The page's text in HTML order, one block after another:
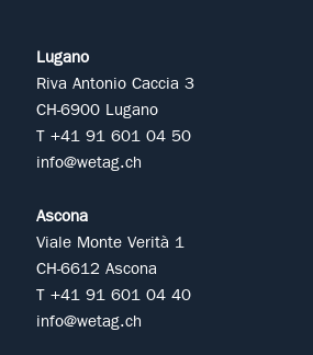
Lugano
Riva Antonio Caccia 3
CH-6900 Lugano
T +41 91 601 04 50
info@wetag.ch
Ascona
Viale Monte Verità 1
CH-6612 Ascona
T +41 91 601 04 40
info@wetag.ch